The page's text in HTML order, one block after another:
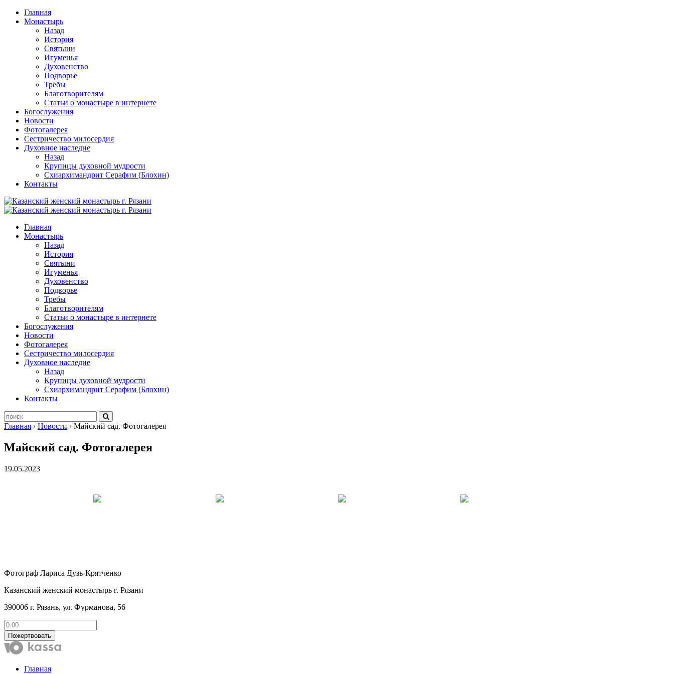
Перейти
содержимому
Главная
Монастырь
Назад
История
Святыни
Игуменья
Духовенство
Подворье
Требы
Благотворителям
Статьи о монастыре в интернете
Богослужения
Новости
Фотогалерея
Сестричество милосердия
Духовное наследие
Назад
Крупицы духовной мудрости
Схиархимандрит Серафим (Блохин)
Контакты
Главная
Монастырь
Назад
История
Святыни
Игуменья
Духовенство
Подворье
Требы
Благотворителям
Статьи о монастыре в интернете
Богослужения
Новости
Фотогалерея
Сестричество милосердия
Духовное наследие
Назад
Крупицы духовной мудрости
Схиархимандрит Серафим (Блохин)
Контакты
Главная › Новости › Майский сад. Фотогалерея
Майский сад. Фотогалерея
19.05.2023
Фотограф Лариса Дузь-Крятченко
Казанский женский монастырь г. Рязани
390006 г. Рязань, ул. Фурманова, 56
Пожертвовать
Главная